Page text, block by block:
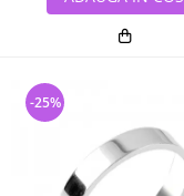
-25%